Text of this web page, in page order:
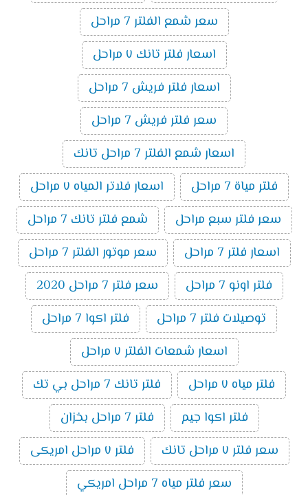
سعر شمع الفلتر 7 مراحل
اسعار فلتر تانك ٧ مراحل
اسعار فلتر فريش 7 مراحل
سعر فلتر فريش 7 مراحل
اسعار شمع الفلتر 7 مراحل تانك
فلتر مياة 7 مراحل
اسعار فلاتر المياه ٧ مراحل
سعر فلتر سبع مراحل
شمع فلتر تانك 7 مراحل
اسعار فلتر 7 مراحل
سعر موتور الفلتر 7 مراحل
فلتر اونو 7 مراحل
سعر فلتر 7 مراحل 2020
توصيلات فلتر 7 مراحل
فلتر اكوا 7 مراحل
اسعار شمعات الفلتر ٧ مراحل
فلتر مياه ٧ مراحل
فلتر تانك 7 مراحل بي تك
فلتر اكوا جيم
فلتر 7 مراحل بخزان
سعر فلتر ٧ مراحل تانك
فلتر ٧ مراحل امريكى
سعر فلتر مياه 7 مراحل امريكي